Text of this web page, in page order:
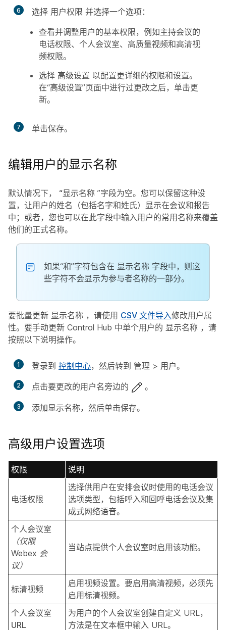
6 选择 用户权限 并选择一个选项：
查看并调整用户的基本权限，例如主持会议的
电话权限、个人会议室、高质量视频和高清视
频权限。
选择 高级设置 以配置更详细的权限和设置。
在“高级设置”页面中进行过更改之后，单击更
新。
7 单击保存。
编辑用户的显示名称
默认情况下， “显示名称 ”字段为空。您可以保留这种设
置，让用户的姓名（包括名字和姓氏）显示在会议和报告
中；或者，您也可以在此字段中输入用户的常用名称来覆盖
他们的正式名称。
如果“和”字符包含在 显示名称 字段中，则这
些字符不会显示为参与者名称的一部分。
要批量更新 显示名称 ，请使用 CSV 文件导入修改用户属
性。要手动更新 Control Hub 中单个用户的 显示名称 ，请
按照以下说明操作。
1 登录到 控制中心，然后转到 管理 > 用户。
2 点击要更改的用户名旁边的 。
3 添加显示名称，然后单击保存。
高级用户设置选项
权限 说明
电话权限
选择供用户在安排会议时使用的电话会议
选项类型，包括呼入和回呼电话会议及集
成式网络语音。
个人会议室
（仅限
Webex 会
议）
当站点提供个人会议室时启用该功能。
标清视频
启用视频设置。要启用高清视频，必须先
启用标清视频。
个人会议室
URL
为用户的个人会议室创建自定义 URL，
方法是在文本框中输入 URL。